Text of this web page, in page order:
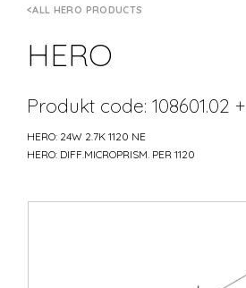
ALL HERO PRODUCTS
HERO
Produkt code: 108601.02 +
HERO: 24W 2.7K 1120 NE
HERO: DIFF.MICROPRISM. PER 1120